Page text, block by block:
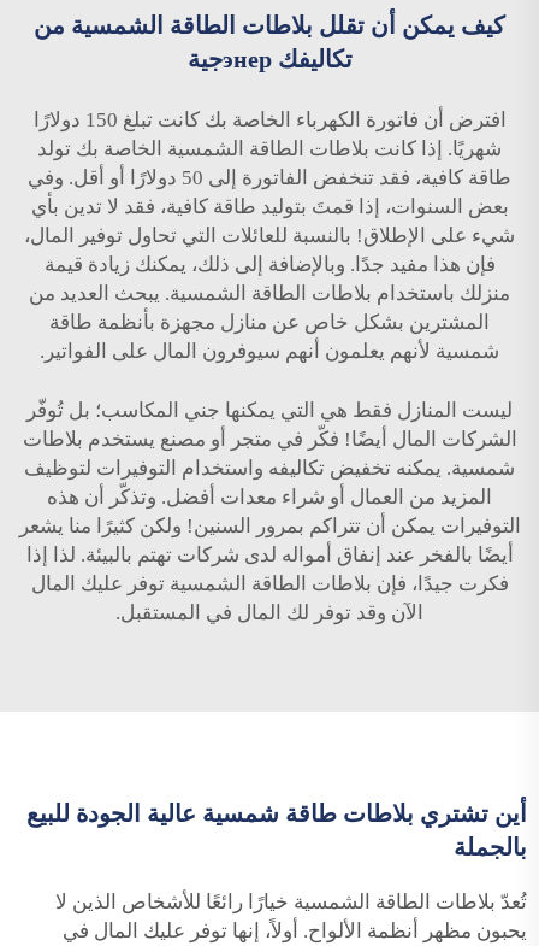
كيف يمكن أن تقلل بلاطات الطاقة الشمسية من
تكاليفك энерجية
افترض أن فاتورة الكهرباء الخاصة بك كانت تبلغ 150 دولارًا
شهريًا. إذا كانت بلاطات الطاقة الشمسية الخاصة بك تولد
طاقة كافية، فقد تنخفض الفاتورة إلى 50 دولارًا أو أقل. وفي
بعض السنوات، إذا قمتَ بتوليد طاقة كافية، فقد لا تدين بأي
شيء على الإطلاق! بالنسبة للعائلات التي تحاول توفير المال،
فإن هذا مفيد جدًا. وبالإضافة إلى ذلك، يمكنك زيادة قيمة
منزلك باستخدام بلاطات الطاقة الشمسية. يبحث العديد من
المشترين بشكل خاص عن منازل مجهزة بأنظمة طاقة
شمسية لأنهم يعلمون أنهم سيوفرون المال على الفواتير.
ليست المنازل فقط هي التي يمكنها جني المكاسب؛ بل تُوفّر
الشركات المال أيضًا! فكّر في متجر أو مصنع يستخدم بلاطات
شمسية. يمكنه تخفيض تكاليفه واستخدام التوفيرات لتوظيف
المزيد من العمال أو شراء معدات أفضل. وتذكّر أن هذه
التوفيرات يمكن أن تتراكم بمرور السنين! ولكن كثيرًا منا يشعر
أيضًا بالفخر عند إنفاق أمواله لدى شركات تهتم بالبيئة. لذا إذا
فكرت جيدًا، فإن بلاطات الطاقة الشمسية توفر عليك المال
الآن وقد توفر لك المال في المستقبل.
أين تشتري بلاطات طاقة شمسية عالية الجودة للبيع
بالجملة
تُعدّ بلاطات الطاقة الشمسية خيارًا رائعًا للأشخاص الذين لا
يحبون مظهر أنظمة الألواح. أولاً، إنها توفر عليك المال في